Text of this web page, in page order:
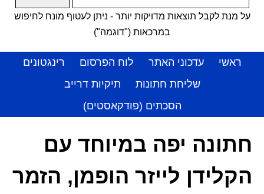
על מנת לקבל תוצאות מדויקות יותר - ניתן לעטוף מונח לחיפוש
במרכאות ("דוגמה")
ראשי עדכוני האתר לוח הפרסום
רינגטונים
שליחת חתונות
תיקיות דרייב
הסכתים (פודקאסטים)
חתונה יפה במיוחד עם
הקלידן לייזר הופמן, הזמר